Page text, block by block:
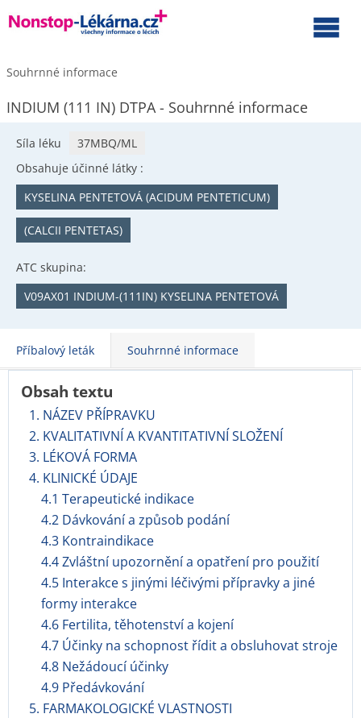
Souhrnné informace
INDIUM (111 IN) DTPA - Souhrnné informace
Síla léku
37MBQ/ML
Obsahuje účinné látky :
KYSELINA PENTETOVÁ (ACIDUM PENTETICUM)
(CALCII PENTETAS)
ATC skupina:
V09AX01 INDIUM-(111IN) KYSELINA PENTETOVÁ
Příbalový leták Souhrnné informace
Obsah textu
1. NÁZEV PŘÍPRAVKU
2. KVALITATIVNÍ A KVANTITATIVNÍ SLOŽENÍ
3. LÉKOVÁ FORMA
4. KLINICKÉ ÚDAJE
4.1 Terapeutické indikace
4.2 Dávkování a způsob podání
4.3 Kontraindikace
4.4 Zvláštní upozornění a opatření pro použití
4.5 Interakce s jinými léčivými přípravky a jiné
formy interakce
4.6 Fertilita, těhotenství a kojení
4.7 Účinky na schopnost řídit a obsluhovat stroje
4.8 Nežádoucí účinky
4.9 Předávkování
5. FARMAKOLOGICKÉ VLASTNOSTI